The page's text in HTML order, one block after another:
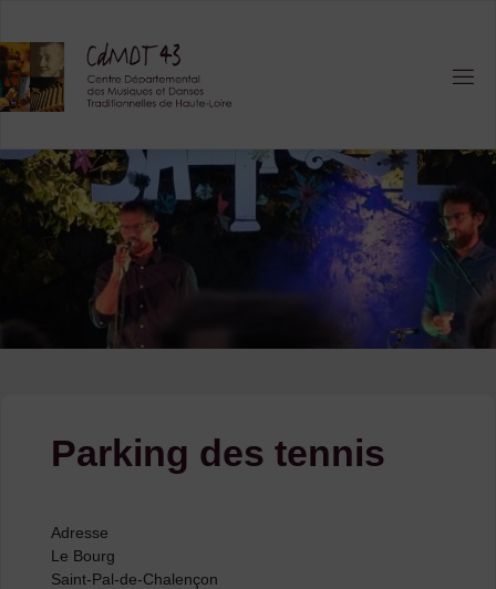
content
Parking des tennis
Adresse
Le Bourg
Saint-Pal-de-Chalençon